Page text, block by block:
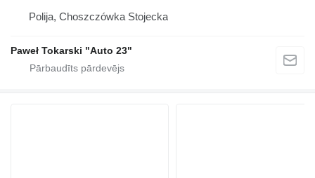
Polija, Choszczówka Stojecka
Paweł Tokarski "Auto 23"